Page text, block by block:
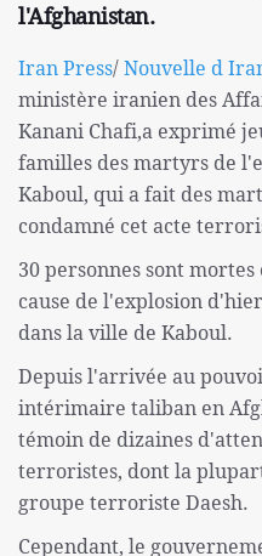
l'Afghanistan.
Iran Press/Nouvelle d
ministère iranien des
Kanani Chafi,a exprimé
familles des martyrs de
Kaboul, qui a fait des
condamné cet acte
30 personnes sont mortes
cause de l'explosion
dans la ville de Kaboul.
Depuis l'arrivée au
intérimaire taliban en
témoin de dizaines
terroristes, dont la
groupe terroriste Daesh.
Cependant, le